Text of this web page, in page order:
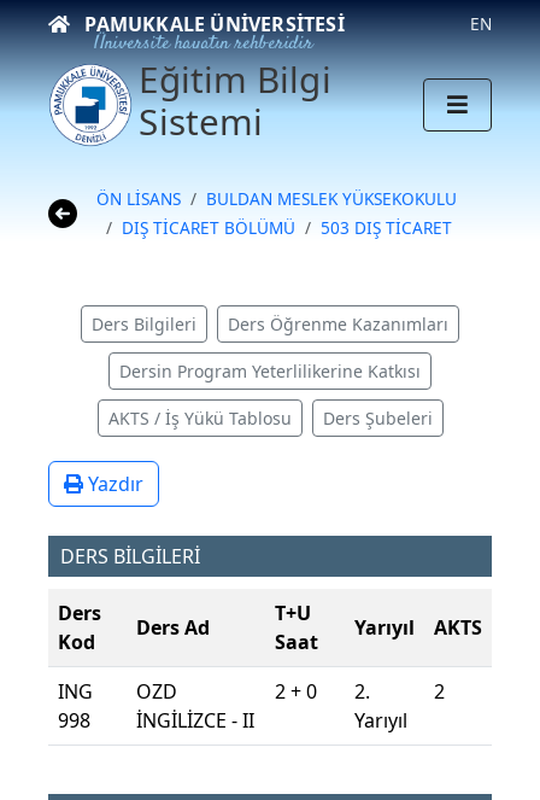
PAMUKKALE ÜNIVERSITESI
Üniversite hayatın rehberidir
EN
Eğitim Bilgi
Sistemi
ÖN LİSANS
BULDAN MESLEK YÜKSEKOKULU
DIŞ TİCARET BÖLÜMÜ
503 DIŞ TİCARET
Ders Bilgileri Ders Öğrenme Kazanımları
Dersin Program Yeterlilikerine Katkısı
AKTS / İş Yükü Tablosu Ders Şubeleri
Yazdır
DERS BİLGİLERİ
Ders
Kod
Ders Ad
T+U
Saat
Yarıyıl AKTS
ING
998
OZD
İNGİLİZCE - II
2 + 0
2.
Yarıyıl
2